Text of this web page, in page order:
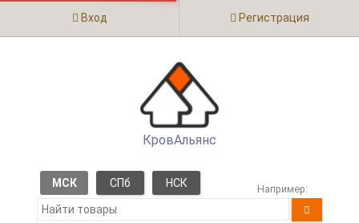
Вход Регистрация
КровАльянс
МСК СПб НСК Например: